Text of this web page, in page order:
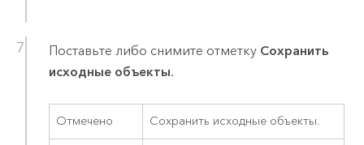
Поставьте либо снимите отметку Сохранить
исходные объекты.
Отмечено Сохранить исходные объекты.